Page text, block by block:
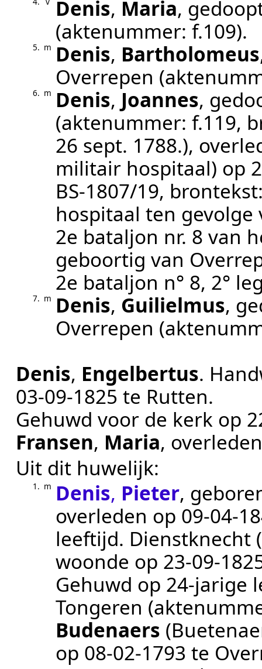
Denis, Maria,
(aktenummer:f.109).
5. m Denis, Bartholomeus
Overrepen
6. m Denis, Joannes,
(aktenummer:f.119,
26 sept. 1788.),
militair hospitaal) op
BS-1807/19,
hospitaal ten gevolge
2e bataljon nr. 8 van
geboortig van
2e bataljon n° 8, 2°
7. m Denis, Guilielmus,
Overrepen
Denis, Engelbertus.
03‑09‑1825 te Rutten.
Gehuwd voor de kerk op
Fransen, Maria,
Uit dit huwelijk:
1. m Denis, Pieter,
overleden op
leeftijd. Dienstknecht
woonde op
Gehuwd op 24-jarige
Tongeren
Budenaers
op 08‑02‑1793 te